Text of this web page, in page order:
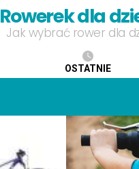
Rowerek dla
Jak wybrać rower dla
OSTATNIE